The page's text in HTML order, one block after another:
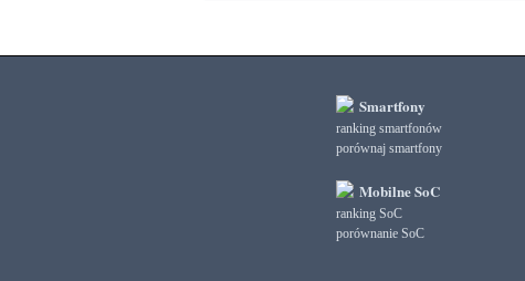
Smartfony
ranking smartfonów
porównaj smartfony
Mobilne SoC
ranking SoC
porównanie SoC